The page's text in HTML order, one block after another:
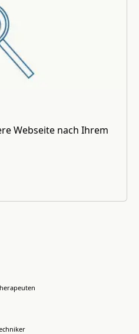
Webseite nach Ihrem